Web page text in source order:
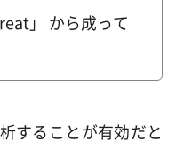
」 から成って
することが有効だと